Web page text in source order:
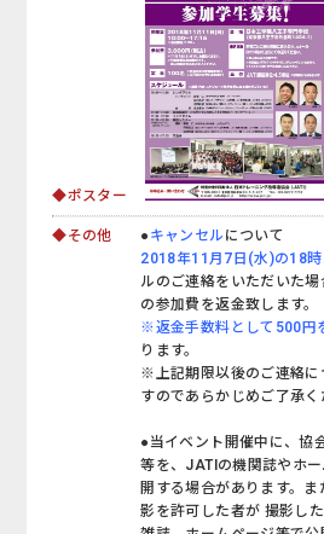
◆ポスター
◆その他 ● キャンセル について
2018年11月7日(水)の18時
ルのご連絡をいただいた
の参加費を返金致します。
※返金手数料として500円
ります。
※上記期限以後のご連絡に
すのであらかじめご了承く
●当イベント開催中に、協
等を、JATIの機関誌やホ
開する場合があります。
影を許可した者が 撮影し